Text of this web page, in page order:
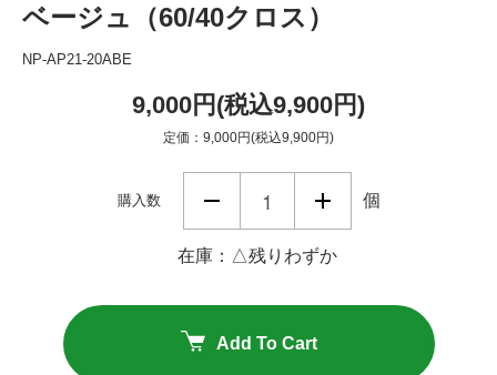
ベージュ（60/40クロス）
NP-AP21-20ABE
9,000円(税込9,900円)
定価：9,000円(税込9,900円)
購入数 個
在庫：△残りわずか
Add To Cart